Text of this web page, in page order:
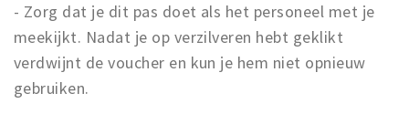
- Zorg dat je dit pas doet als het personeel met je
meekijkt. Nadat je op verzilveren hebt geklikt
verdwijnt de voucher en kun je hem niet opnieuw
gebruiken.